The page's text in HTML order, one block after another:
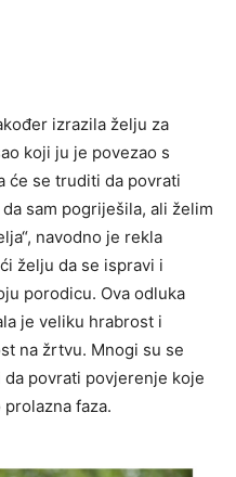
izrazila želju za
koji ju je povezao s
će se truditi da povrati
da sam pogriješila, ali želim
navodno je rekla
želju da se ispravi i
porodicu. Ova odluka
je veliku hrabrost i
na žrtvu. Mnogi su se
povrati povjerenje koje
faza.